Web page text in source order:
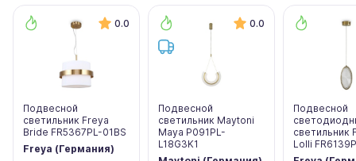
0.0
Подвесной
светильник Freya
Bride FR5367PL-01BS
Freya (Германия)
0.0
Подвесной
светильник Maytoni
Maya P091PL-
L18G3K1
Подвесной
светильник
Lolli